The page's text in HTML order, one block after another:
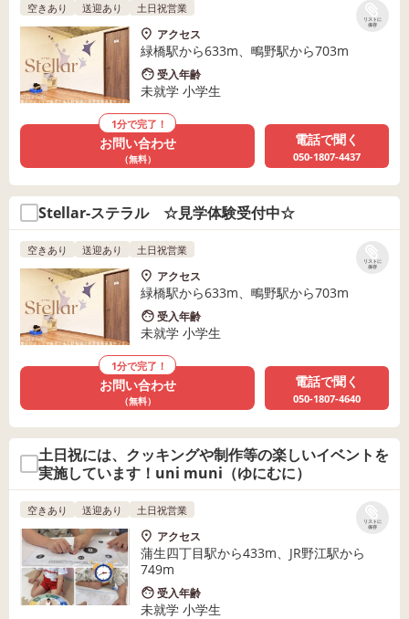
リストに
保存
空きあり 送迎あり 土日祝営業
アクセス
緑橋駅から633m、鴫野駅から703m
受入年齢
未就学 小学生
1分で完了！
お問い合わせ
（無料）
電話で聞く
050-1807-4437
Stellar-ステラル ☆見学体験受付中☆
リストに
保存
空きあり 送迎あり 土日祝営業
アクセス
緑橋駅から633m、鴫野駅から703m
受入年齢
未就学 小学生
1分で完了！
お問い合わせ
（無料）
電話で聞く
050-1807-4640
土日祝には、クッキングや制作等の楽しいイベントを
実施しています！uni muni（ゆにむに）
リストに
保存
空きあり 送迎あり 土日祝営業
アクセス
蒲生四丁目駅から433m、JR野江駅から
749m
受入年齢
未就学 小学生